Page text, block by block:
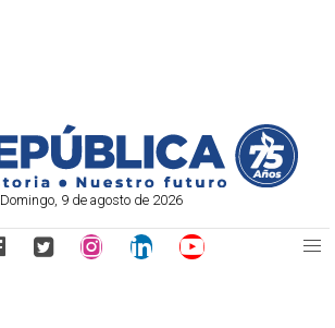
Domingo, 9 de agosto de 2026